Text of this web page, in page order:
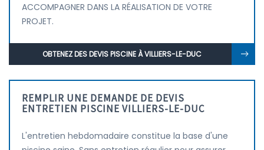
ACCOMPAGNER DANS LA RÉALISATION DE VOTRE
PROJET.
OBTENEZ DES DEVIS PISCINE À VILLIERS-LE-DUC
REMPLIR UNE DEMANDE DE DEVIS
ENTRETIEN PISCINE VILLIERS-LE-DUC
L'entretien hebdomadaire constitue la base d'une